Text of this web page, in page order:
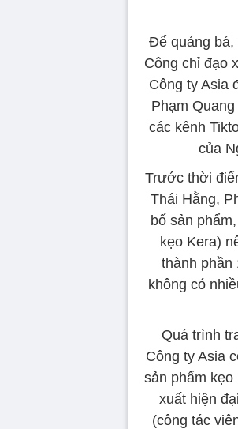
Để quảng bá,
Công chỉ đạo
Công ty Asia
Phạm
các kênh
của
Trước thời
Thái Hằng,
bố sản
kẹo Kera)
thành phần
không có
Quá trình
Công ty Asia
sản phẩm
xuất hiện
(công tác